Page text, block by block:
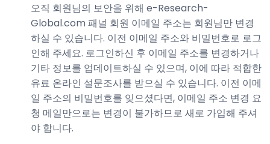
오직 회원님의 보안을 위해 e-Research-
Global.com 패널 회원 이메일 주소는 회원님만 변경
하실 수 있습니다. 이전 이메일 주소와 비밀번호로 로그
인해 주세요. 로그인하신 후 이메일 주소를 변경하거나
기타 정보를 업데이트하실 수 있으며, 이에 따라 적합한
유료 온라인 설문조사를 받으실 수 있습니다. 이전 이메
일 주소의 비밀번호를 잊으셨다면, 이메일 주소 변경 요
청 메일만으로는 변경이 불가하므로 새로 가입해 주셔
야 합니다.